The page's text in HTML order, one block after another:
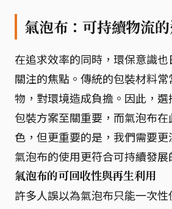
氣泡布：可持續物流
在追求效率的同時，環保意識
關注的焦點。傳統的包裝材料
物，對環境造成負擔。因此，
包裝方案至關重要，而氣泡布
色，但更重要的是，我們需要
氣泡布的使用更符合可持續發展
氣泡布的可回收性與再生利用
許多人誤以為氣泡布只能一次